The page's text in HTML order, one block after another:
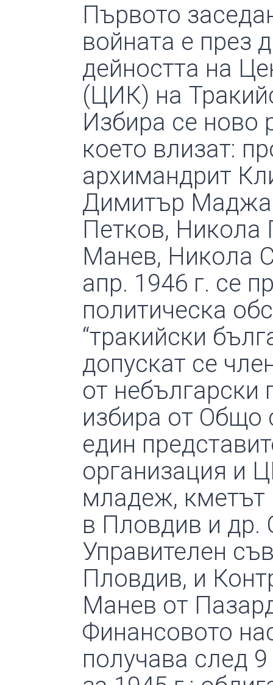
Първото
войната е през
дейността на
(ЦИК) на
Избира се ново
което влизат:
архимандрит
Димитър
Петков, Никола
Манев, Никола
апр. 1946 г. се
политическа
“тракийски
допускат се
от небългарски
избира от Общо
един
организация и
младеж, кметът
в Пловдив и др.
Управителен
Пловдив, и
Манев от
Финансовото
получава след